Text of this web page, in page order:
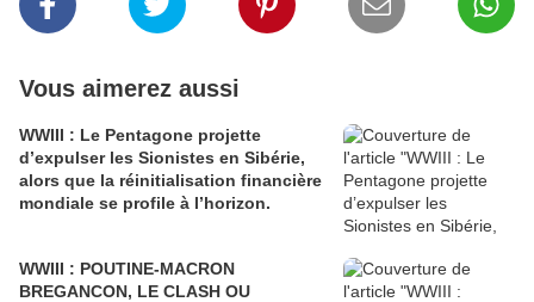
Vous aimerez aussi
WWIII : Le Pentagone projette
d’expulser les Sionistes en Sibérie,
alors que la réinitialisation financière
mondiale se profile à l’horizon.
WWIII : POUTINE-MACRON
BREGANCON, LE CLASH OU